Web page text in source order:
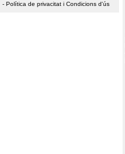
- Política de privacitat i Condicions d'ús